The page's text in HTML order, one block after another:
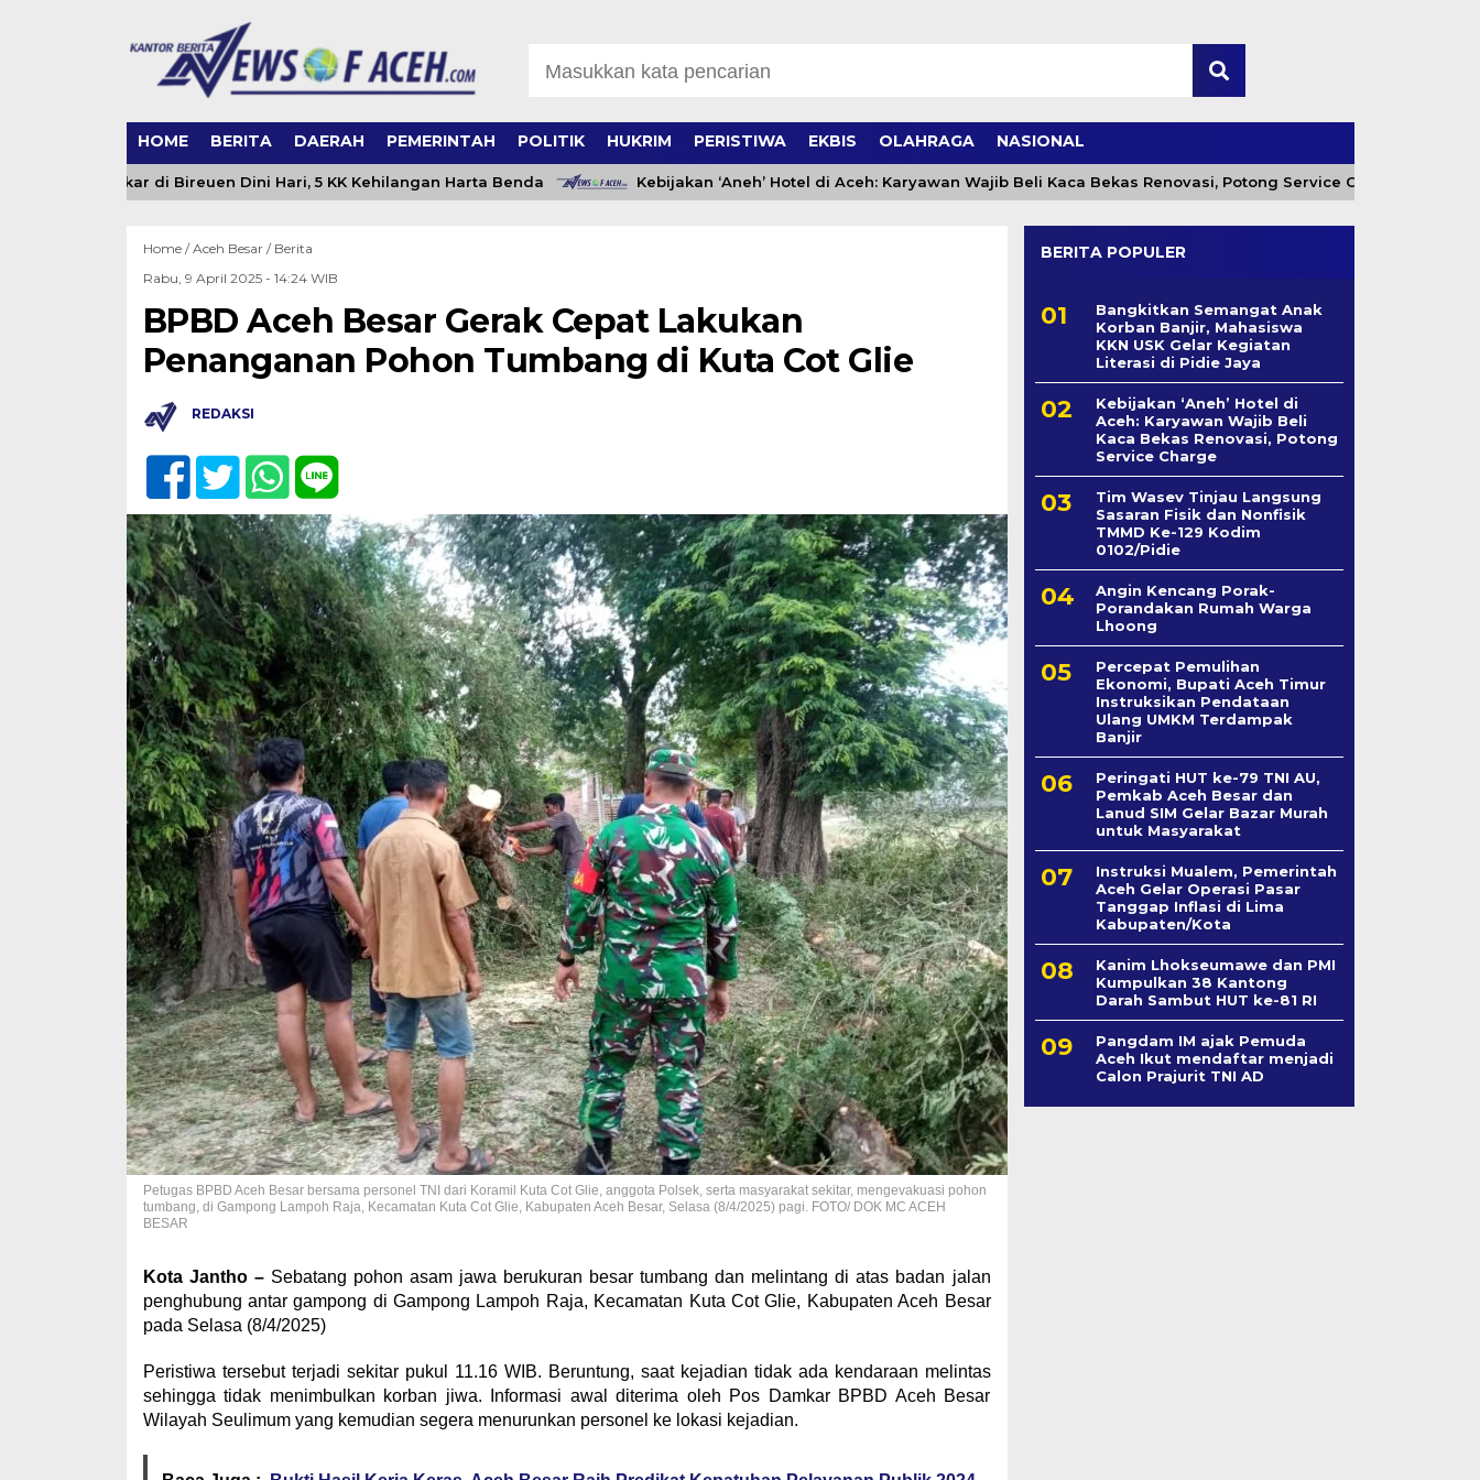
HOME BERITA DAERAH PEMERINTAH POLITIK HUKRIM PERISTIWA EKBIS OLAHRAGA NASIONAL
Terbakar di Bireuen Dini Hari, 5 KK Kehilangan Harta Benda Kebijakan ‘Aneh’ Hotel di Aceh: Karyawan Wajib Beli Kaca Bekas Renovasi, Potong Service Charge
Home /Aceh Besar/ Berita
Rabu, 9 April 2025 - 14:24 WIB
BPBD Aceh Besar Gerak Cepat Lakukan
Penanganan Pohon Tumbang di Kuta Cot Glie
REDAKSI
Petugas BPBD Aceh Besar bersama personel TNI dari Koramil Kuta Cot Glie, anggota Polsek, serta masyarakat sekitar, mengevakuasi pohon
tumbang, di Gampong Lampoh Raja, Kecamatan Kuta Cot Glie, Kabupaten Aceh Besar, Selasa (8/4/2025) pagi. FOTO/ DOK MC ACEH
BESAR
Kota Jantho –Sebatang pohon asam jawa berukuran besar tumbang dan melintang di atas badan jalan
penghubung antar gampong di Gampong Lampoh Raja, Kecamatan Kuta Cot Glie, Kabupaten Aceh Besar
pada Selasa (8/4/2025)
Peristiwa tersebut terjadi sekitar pukul 11.16 WIB. Beruntung, saat kejadian tidak ada kendaraan melintas
sehingga tidak menimbulkan korban jiwa. Informasi awal diterima oleh Pos Damkar BPBD Aceh Besar
Wilayah Seulimum yang kemudian segera menurunkan personel ke lokasi kejadian.
BERITA POPULER
Bangkitkan Semangat Anak
Korban Banjir, Mahasiswa
KKN USK Gelar Kegiatan
Literasi di Pidie Jaya
Kebijakan ‘Aneh’ Hotel di
Aceh: Karyawan Wajib Beli
Kaca Bekas Renovasi, Potong
Service Charge
Tim Wasev Tinjau Langsung
Sasaran Fisik dan Nonfisik
TMMD Ke-129 Kodim
0102/Pidie
Angin Kencang Porak-
Porandakan Rumah Warga
Lhoong
Percepat Pemulihan
Ekonomi, Bupati Aceh Timur
Instruksikan Pendataan
Ulang UMKM Terdampak
Banjir
Peringati HUT ke-79 TNI AU,
Pemkab Aceh Besar dan
Lanud SIM Gelar Bazar Murah
untuk Masyarakat
Instruksi Mualem, Pemerintah
Aceh Gelar Operasi Pasar
Tanggap Inflasi di Lima
Kabupaten/Kota
Kanim Lhokseumawe dan PMI
Kumpulkan 38 Kantong
Darah Sambut HUT ke-81 RI
Pangdam IM ajak Pemuda
Aceh Ikut mendaftar menjadi
Calon Prajurit TNI AD